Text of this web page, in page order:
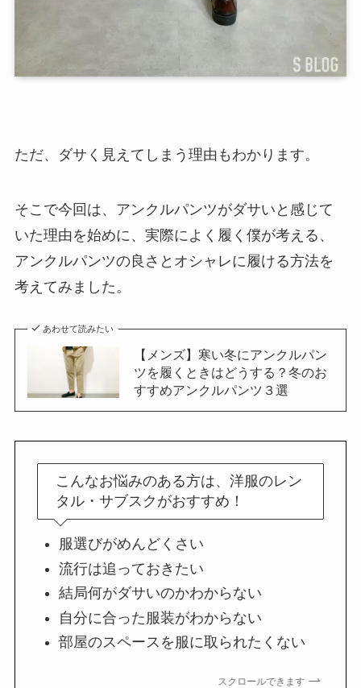
ただ、ダサく見えてしまう理由もわかります。
そこで今回は、アンクルパンツがダサいと感じて
いた理由を始めに、実際によく履く僕が考える、
アンクルパンツの良さとオシャレに履ける方法を
考えてみました。
あわせて読みたい
【メンズ】寒い冬にアンクルパン
ツを履くときはどうする？冬のお
すすめアンクルパンツ３選
こんなお悩みのある方は、洋服のレン
タル・サブスクがおすすめ！
服選びがめんどくさい
流行は追っておきたい
結局何がダサいのかわからない
自分に合った服装がわからない
部屋のスペースを服に取られたくない
スクロールできます